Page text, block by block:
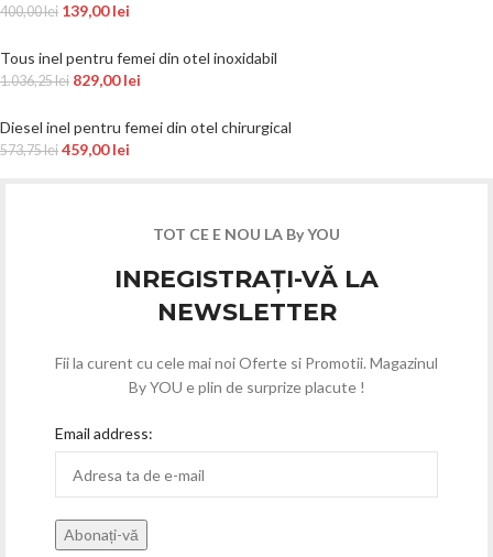
400,00lei 139,00lei
Tous inel pentru femei din otel inoxidabil
1.036,25lei 829,00lei
Diesel inel pentru femei din otel chirurgical
573,75lei 459,00lei
TOT CE E NOU LA By YOU
INREGISTRAȚI-VĂ LA
NEWSLETTER
Fii la curent cu cele mai noi Oferte si Promotii. Magazinul
By YOU e plin de surprize placute !
Email address: